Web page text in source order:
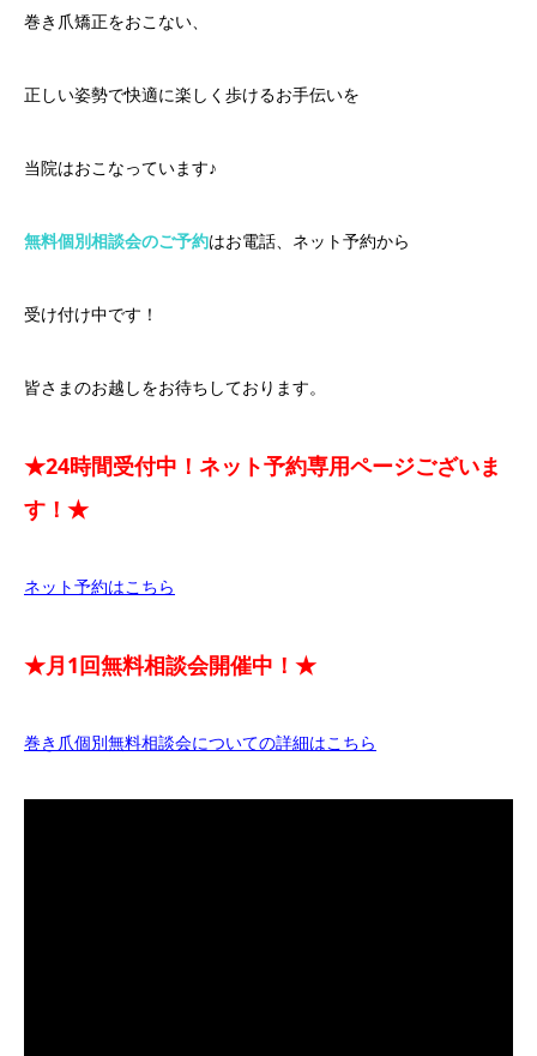
巻き爪矯正をおこない、
正しい姿勢で快適に楽しく歩けるお手伝いを
当院はおこなっています♪
無料個別相談会のご予約はお電話、ネット予約から
受け付け中です！
皆さまのお越しをお待ちしております。
★24時間受付中！ネット予約専用ページございま
す！★
ネット予約はこちら
★月1回無料相談会開催中！★
巻き爪個別無料相談会についての詳細はこちら